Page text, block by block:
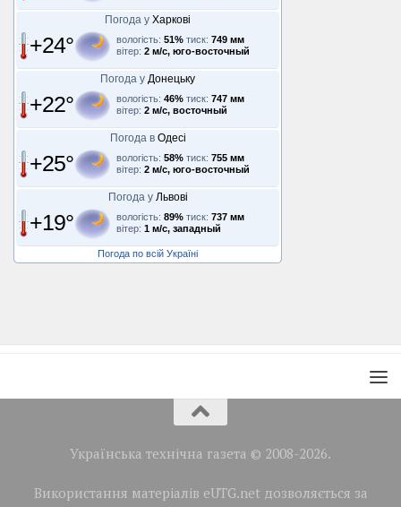
Погода у Харкові
+24° вологість: 51% тиск: 749 мм
вітер: 2 м/с, юго-восточный
Погода у Донецьку
+22° вологість: 46% тиск: 747 мм
вітер: 2 м/с, восточный
Погода в Одесі
+25° вологість: 58% тиск: 755 мм
вітер: 2 м/с, юго-восточный
Погода у Львові
+19° вологість: 89% тиск: 737 мм
вітер: 1 м/с, западный
Погода по всій Україні
Українська технічна газета © 2008-2026.
Використання матеріалів eUTG.net дозволяється за